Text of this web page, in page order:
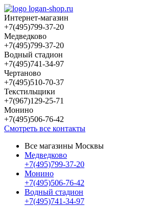
Интернет-магазин
+7(495)799-37-20
Медведково
+7(495)799-37-20
Водный стадион
+7(495)741-34-97
Чертаново
+7(495)510-70-37
Текстильщики
+7(967)129-25-71
Монино
+7(495)506-76-42
Смотреть все контакты
Все магазины Москвы
Медведково
+7(495)799-37-20
Монино
+7(495)506-76-42
Водный стадион
+7(495)741-34-97